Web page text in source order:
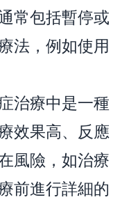
常包括暫停或
法，例如使用
治療中是一種
效果高、反應
風險，如治療
前進行詳細的